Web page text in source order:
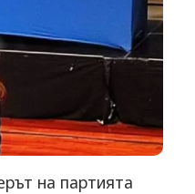
на партията